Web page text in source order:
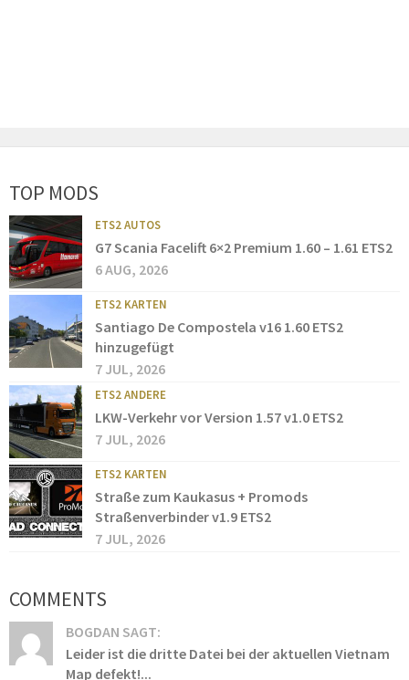
TOP MODS
ETS2 AUTOS
G7 Scania Facelift 6×2 Premium 1.60 – 1.61 ETS2
6 AUG, 2026
ETS2 KARTEN
Santiago De Compostela v16 1.60 ETS2
hinzugefügt
7 JUL, 2026
ETS2 ANDERE
LKW-Verkehr vor Version 1.57 v1.0 ETS2
7 JUL, 2026
ETS2 KARTEN
Straße zum Kaukasus + Promods
Straßenverbinder v1.9 ETS2
7 JUL, 2026
COMMENTS
BOGDAN SAGT:
Leider ist die dritte Datei bei der aktuellen Vietnam
Map defekt!...